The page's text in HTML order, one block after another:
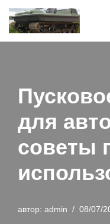
Перейти
для
советы
автор: admin 08/07/